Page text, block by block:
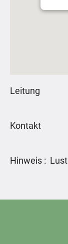
Leitung
Kontakt
Hinweis :